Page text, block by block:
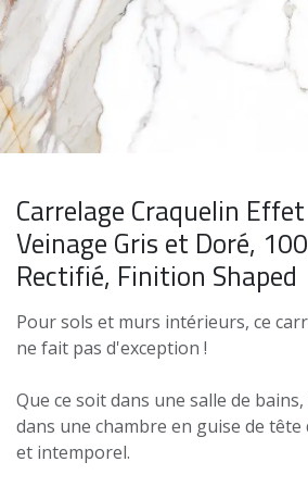
Carrelage Craquelin
Veinage Gris et Doré,
Rectifié, Finition Shaped
Pour sols et murs intérieurs, ce
ne fait pas d'exception !
Que ce soit dans une salle de
dans une chambre en guise de
et intemporel.